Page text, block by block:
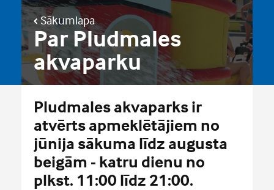
PAR PLUDMALES AKVAPARKU
PAKALPOJUMI UN CENAS
GALERIJA
JAUNUMI
DARBA LAIKS UN KONTAKTI
Sākumlapa
Par Pludmales
akvaparku
Pludmales akvaparks ir
atvērts apmeklētājiem no
jūnija sākuma līdz augusta
beigām - katru dienu no
plkst. 11:00 līdz 21:00.